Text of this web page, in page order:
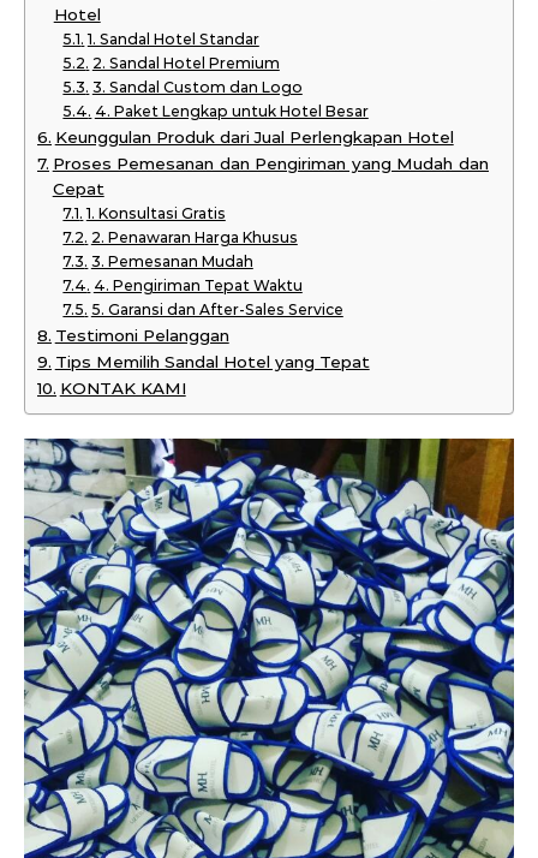
Hotel
1. Sandal Hotel Standar
2. Sandal Hotel Premium
3. Sandal Custom dan Logo
4. Paket Lengkap untuk Hotel Besar
Keunggulan Produk dari Jual Perlengkapan Hotel
Proses Pemesanan dan Pengiriman yang Mudah dan
Cepat
1. Konsultasi Gratis
2. Penawaran Harga Khusus
3. Pemesanan Mudah
4. Pengiriman Tepat Waktu
5. Garansi dan After-Sales Service
Testimoni Pelanggan
Tips Memilih Sandal Hotel yang Tepat
KONTAK KAMI